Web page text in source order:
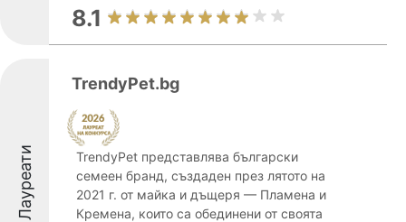
8.1
Лауреати
TrendyPet.bg
TrendyPet представлява български
семеен бранд, създаден през лятото на
2021 г. от майка и дъщеря — Пламена и
Кремена, които са обединени от своята